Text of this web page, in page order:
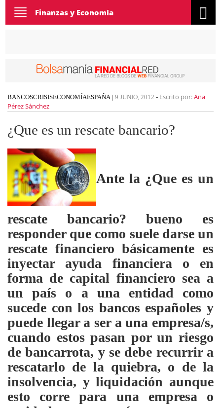
Toggle
navigation
Finanzas y Economía
BANCOSCRISISECONOMÍAESPAÑA| 9 JUNIO, 2012 - Escrito por:Ana
Pérez Sánchez
¿Que es un rescate bancario?
Ante la ¿Que es un
rescate bancario? bueno es
responder que como suele darse un
rescate financiero básicamente es
inyectar ayuda financiera o en
forma de capital financiero sea a
un país o a una entidad como
sucede con los bancos españoles y
puede llegar a ser a una empresa/s,
cuando estos pasan por un riesgo
de bancarrota, y se debe recurrir a
rescatarlo de la quiebra, o de la
insolvencia, y liquidación aunque
esto corre para una empresa o